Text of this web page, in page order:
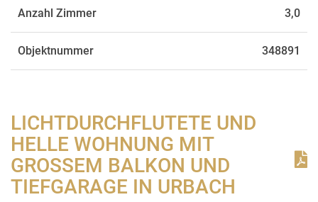
Anzahl Zimmer 3,0
Objektnummer 348891
LICHTDURCHFLUTETE UND
HELLE WOHNUNG MIT
GROSSEM BALKON UND T
IEFGARAGE IN URBACH